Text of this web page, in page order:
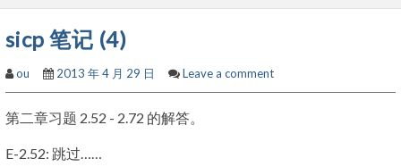
sicp 笔记 (4)
ou 2013 年 4 月 29 日 Leave a comment
第二章习题 2.52 - 2.72 的解答。
E-2.52: 跳过……